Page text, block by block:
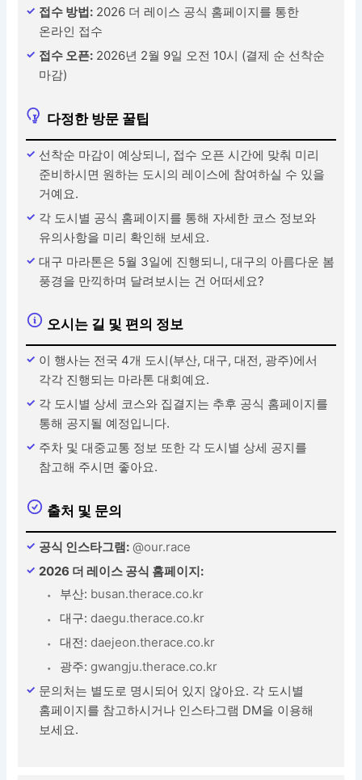
접수 방법: 2026 더 레이스 공식 홈페이지를 통한
온라인 접수
접수 오픈: 2026년 2월 9일 오전 10시 (결제 순 선착순
마감)
다정한 방문 꿀팁
선착순 마감이 예상되니, 접수 오픈 시간에 맞춰 미리
준비하시면 원하는 도시의 레이스에 참여하실 수 있을
거예요.
각 도시별 공식 홈페이지를 통해 자세한 코스 정보와
유의사항을 미리 확인해 보세요.
대구 마라톤은 5월 3일에 진행되니, 대구의 아름다운 봄
풍경을 만끽하며 달려보시는 건 어떠세요?
오시는 길 및 편의 정보
이 행사는 전국 4개 도시(부산, 대구, 대전, 광주)에서
각각 진행되는 마라톤 대회예요.
각 도시별 상세 코스와 집결지는 추후 공식 홈페이지를
통해 공지될 예정입니다.
주차 및 대중교통 정보 또한 각 도시별 상세 공지를
참고해 주시면 좋아요.
출처 및 문의
공식 인스타그램: @our.race
2026 더 레이스 공식 홈페이지:
부산: busan.therace.co.kr
대구:daegu.therace.co.kr
대전:daejeon.therace.co.kr
광주:gwangju.therace.co.kr
문의처는 별도로 명시되어 있지 않아요. 각 도시별
홈페이지를 참고하시거나 인스타그램 DM을 이용해
보세요.